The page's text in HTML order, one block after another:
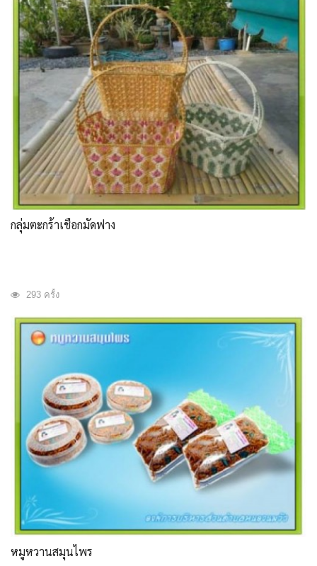
กลุ่มตะกร้าเชือกมัดฟาง
293 ครั้ง
หมูหวานสมุนไพร